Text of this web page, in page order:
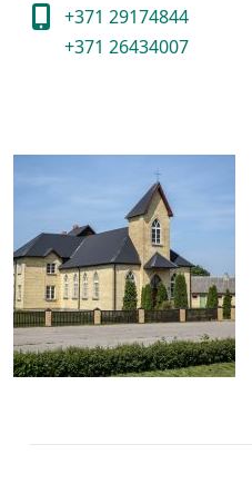
+371 29174844
+371 26434007